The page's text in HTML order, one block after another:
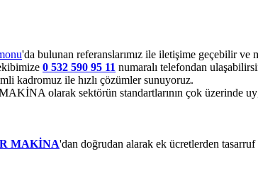
'da bulunan referanslarımız ile iletişime geçebilir ve
0 532 590 95 11 numaralı telefondan
kadromuz ile hızlı çözümler sunuyoruz.
olarak sektörün standartlarının çok üzerinde
MAKİNA'dan doğrudan alarak ek ücretlerden